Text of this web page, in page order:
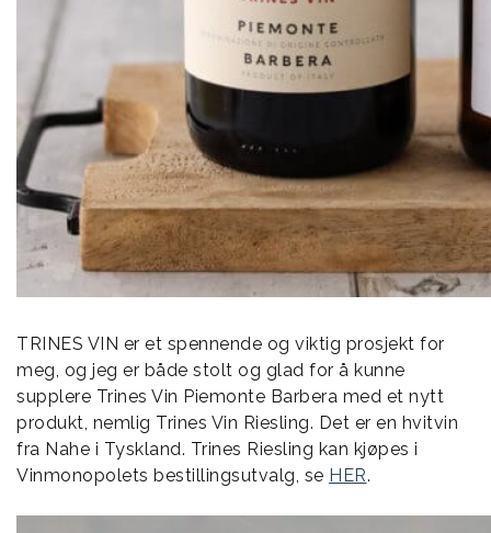
TRINES VIN er et spennende og viktig prosjekt for
meg, og jeg er både stolt og glad for å kunne
supplere Trines Vin Piemonte Barbera med et nytt
produkt, nemlig Trines Vin Riesling. Det er en hvitvin
fra Nahe i Tyskland. Trines Riesling kan kjøpes i
Vinmonopolets bestillingsutvalg, se HER.